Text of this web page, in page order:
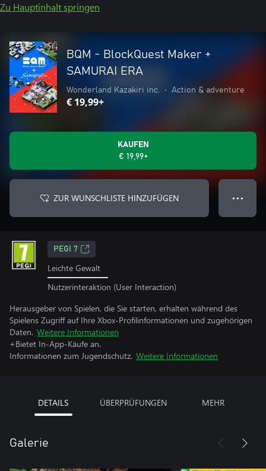
Zu Hauptinhalt springen
BQM - BlockQuest Maker +
SAMURAI ERA
Wonderland Kazakiri inc. • Action & adventure
€ 19,99+
KAUFEN
€ 19,99+
ZUR WUNSCHLISTE HINZUFÜGEN ● ● ●
PEGI 7
Leichte Gewalt
Nutzerinteraktion (User Interaction)
Herausgeber von Spielen, die Sie starten, erhalten während des
Spielens Zugriff auf Ihre Xbox-Profilinformationen und zugehörigen
Daten. Weitere Informationen
+Bietet In-App-Käufe an.
Informationen zum Jugendschutz. Weitere Informationen
DETAILS ÜBERPRÜFUNGEN MEHR
Galerie